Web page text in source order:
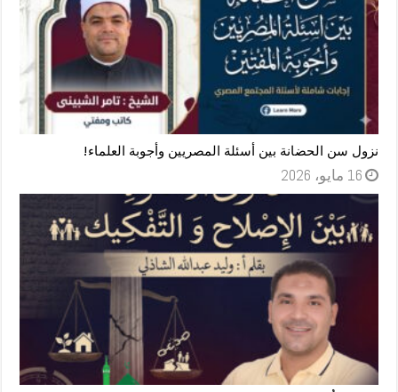
نزول سن الحضانة بين أسئلة المصريين وأجوبة العلماء!
16 مايو، 2026